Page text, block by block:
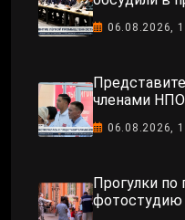
06.08.2026,
членами
06.08.2026,
Прогулки
фотостудию